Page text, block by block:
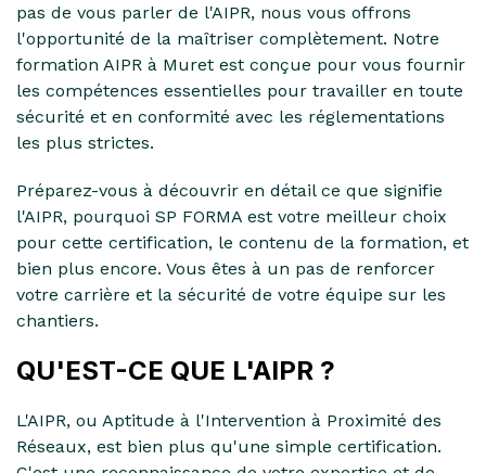
pas de vous parler de l'AIPR, nous vous offrons
l'opportunité de la maîtriser complètement. Notre
formation AIPR à Muret est conçue pour vous fournir
les compétences essentielles pour travailler en toute
sécurité et en conformité avec les réglementations
les plus strictes.
Préparez-vous à découvrir en détail ce que signifie
l'AIPR, pourquoi SP FORMA est votre meilleur choix
pour cette certification, le contenu de la formation, et
bien plus encore. Vous êtes à un pas de renforcer
votre carrière et la sécurité de votre équipe sur les
chantiers.
QU'EST-CE QUE L'AIPR ?
L'AIPR, ou Aptitude à l'Intervention à Proximité des
Réseaux, est bien plus qu'une simple certification.